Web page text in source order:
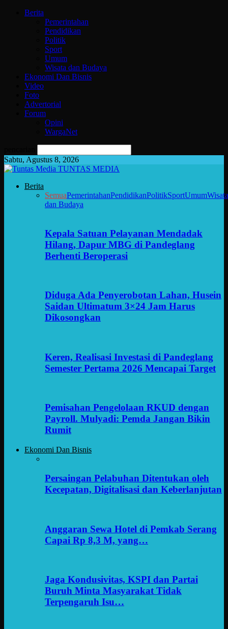
Berita
Pemerintahan
Pendidikan
Politik
Sport
Umum
Wisata dan Budaya
Ekonomi Dan Bisnis
Video
Foto
Advertorial
Forum
Opini
WargaNet
Sabtu, Agustus 8, 2026
TUNTAS MEDIA
Berita
SemuaPemerintahanPendidikanPolitikSportUmumWisata
dan Budaya
Kepala Satuan Pelayanan Mendadak
Hilang, Dapur MBG di Pandeglang
Berhenti Beroperasi
Diduga Ada Penyerobotan Lahan, Husein
Saidan Ultimatum 3×24 Jam Harus
Dikosongkan
Keren, Realisasi Investasi di Pandeglang
Semester Pertama 2026 Mencapai Target
Pemisahan Pengelolaan RKUD dengan
Payroll. Mulyadi: Pemda Jangan Bikin
Rumit
Ekonomi Dan Bisnis
Persaingan Pelabuhan Ditentukan oleh
Kecepatan, Digitalisasi dan Keberlanjutan
Anggaran Sewa Hotel di Pemkab Serang
Capai Rp 8,3 M, yang…
Jaga Kondusivitas, KSPI dan Partai
Buruh Minta Masyarakat Tidak
Terpengaruh Isu…